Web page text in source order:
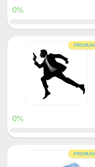
0%
PREMIUM
0%
PREMIUM